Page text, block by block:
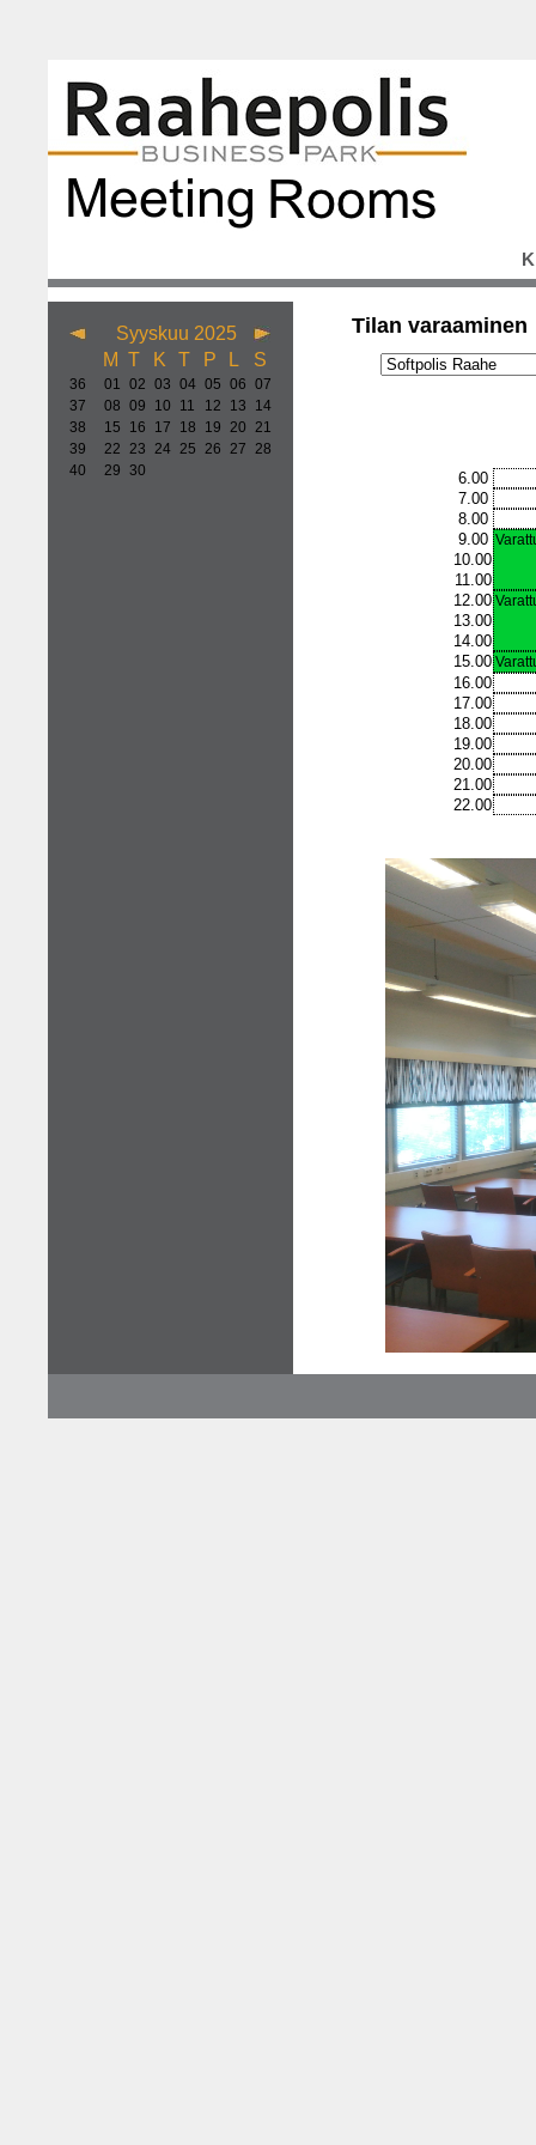
Syyskuu 2025
M T K T P L S
36 01 02 03 04 05 06 07
37
08 09 10 11 12 13
14
38
15 16 17 18 19 20 21
39
22 23 24 25 26 27 28
40
29 30
Tilan varaaminen
6.00
7.00
8.00
9.00
10.00
11.00
12.00
13.00
14.00
15.00
16.00
17.00
18.00
19.00
20.00
21.00
22.00